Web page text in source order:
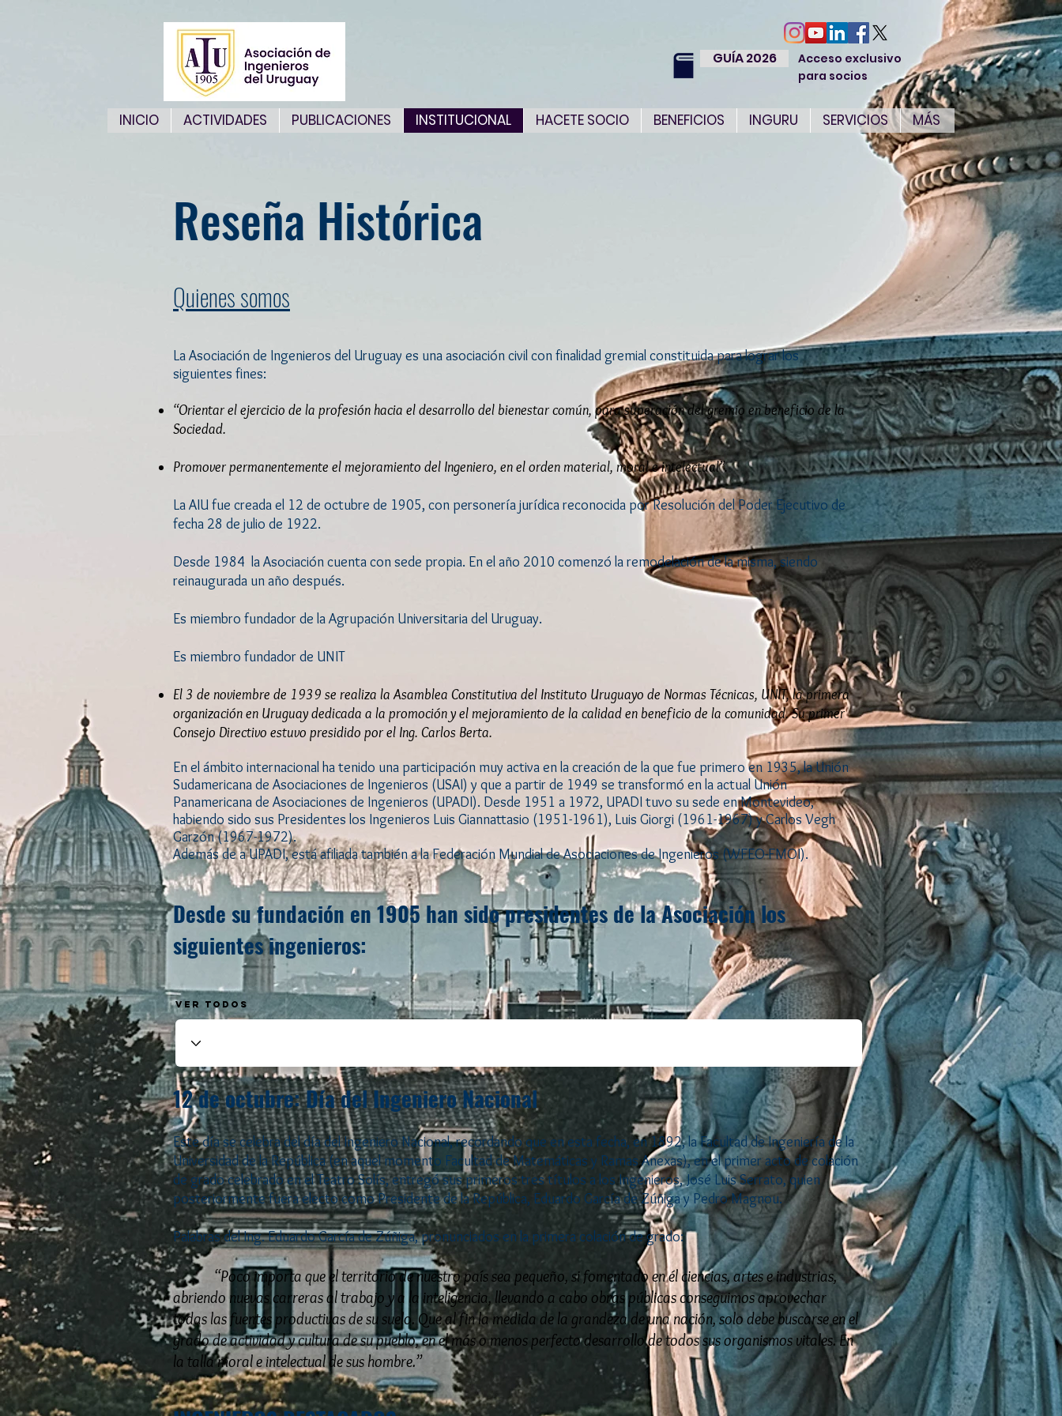
GUÍA 2026
Acceso exclusivo
para socios
INICIO ACTIVIDADES PUBLICACIONES INSTITUCIONAL HACETE SOCIO BENEFICIOS INGURU SERVICIOS MÁS
Reseña Histórica
Quienes somos
La Asociación de Ingenieros del Uruguay es una asociación civil con finalidad gremial constituida para lograr los
siguientes fines:
“Orientar el ejercicio de la profesión hacia el desarrollo del bienestar común, para superación del gremio en beneficio de la
Sociedad.
Promover permanentemente el mejoramiento del Ingeniero, en el orden material, moral e intelectual”.
La AIU fue creada el 12 de octubre de 1905, con personería jurídica reconocida por Resolución del Poder Ejecutivo de
fecha 28 de julio de 1922.
Desde 1984 la Asociación cuenta con sede propia. En el año 2010 comenzó la remodelación de la misma, siendo
reinaugurada un año después.
Es miembro fundador de la Agrupación Universitaria del Uruguay.
Es miembro fundador de UNIT
El 3 de noviembre de 1939 se realiza la Asamblea Constitutiva del Instituto Uruguayo de Normas Técnicas, UNIT, la primera
organización en Uruguay dedicada a la promoción y el mejoramiento de la calidad en beneficio de la comunidad. Su primer
Consejo Directivo estuvo presidido por el Ing. Carlos Berta.
En el ámbito internacional ha tenido una participación muy activa en la creación de la que fue primero en 1935, la Unión
Sudamericana de Asociaciones de Ingenieros (USAI) y que a partir de 1949 se transformó en la actual Unión
Panamericana de Asociaciones de Ingenieros (UPADI). Desde 1951 a 1972, UPADI tuvo su sede en Montevideo,
habiendo sido sus Presidentes los Ingenieros Luis Giannattasio (1951-1961), Luis Giorgi (1961-1967) y Carlos Vegh
Garzón (1967-1972).
Además de a UPADI, está afiliada también a la Federación Mundial de Asociaciones de Ingenieros (WFEO-FMOI).
Desde su fundación en 1905 han sido presidentes de la Asociación los
siguientes ingenieros:
12 de octubre: Día del Ingeniero Nacional
Este día se celebra del día del Ingeniero Nacional, recordando que en esta fecha, en 1892, la Facultad de Ingeniería de la
Universidad de la República (en aquel momento Facultad de Matemáticas y Ramas Anexas), en el primer acto de colación
de grado celebrado en el Teatro Solís, entregó sus primeros tres títulos a los Ingenieros, José Luis Serrato, quien
posteriormente fuera electo como Presidente de la República, Eduardo García de Zúñiga y Pedro Magnou.
Palabras del Ing. Eduardo García de Zúñiga, pronunciados en la primera colación de grado:
“Poco importa que el territorio de nuestro país sea pequeño, si fomentado en él ciencias, artes e industrias,
abriendo nuevas carreras al trabajo y a la inteligencia, llevando a cabo obras públicas conseguimos aprovechar
todas las fuentes productivas de su suelo. Que al fin la medida de la grandeza de una nación, solo debe buscarse en el
grado de actividad y cultura de su pueblo, en el más o menos perfecto desarrollo de todos sus organismos vitales. En
la talla moral e intelectual de sus hombre.”
VER TODOS